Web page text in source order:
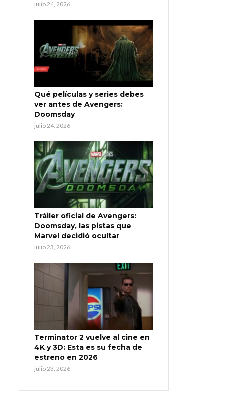
julio 24, 2026
Qué películas y series debes
ver antes de Avengers:
Doomsday
julio 24, 2026
Tráiler oficial de Avengers:
Doomsday, las pistas que
Marvel decidió ocultar
julio 23, 2026
Terminator 2 vuelve al cine en
4K y 3D: Esta es su fecha de
estreno en 2026
julio 23, 2026